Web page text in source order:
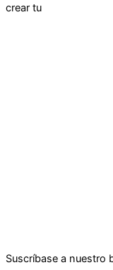
crear tu
Suscríbase a nuestro